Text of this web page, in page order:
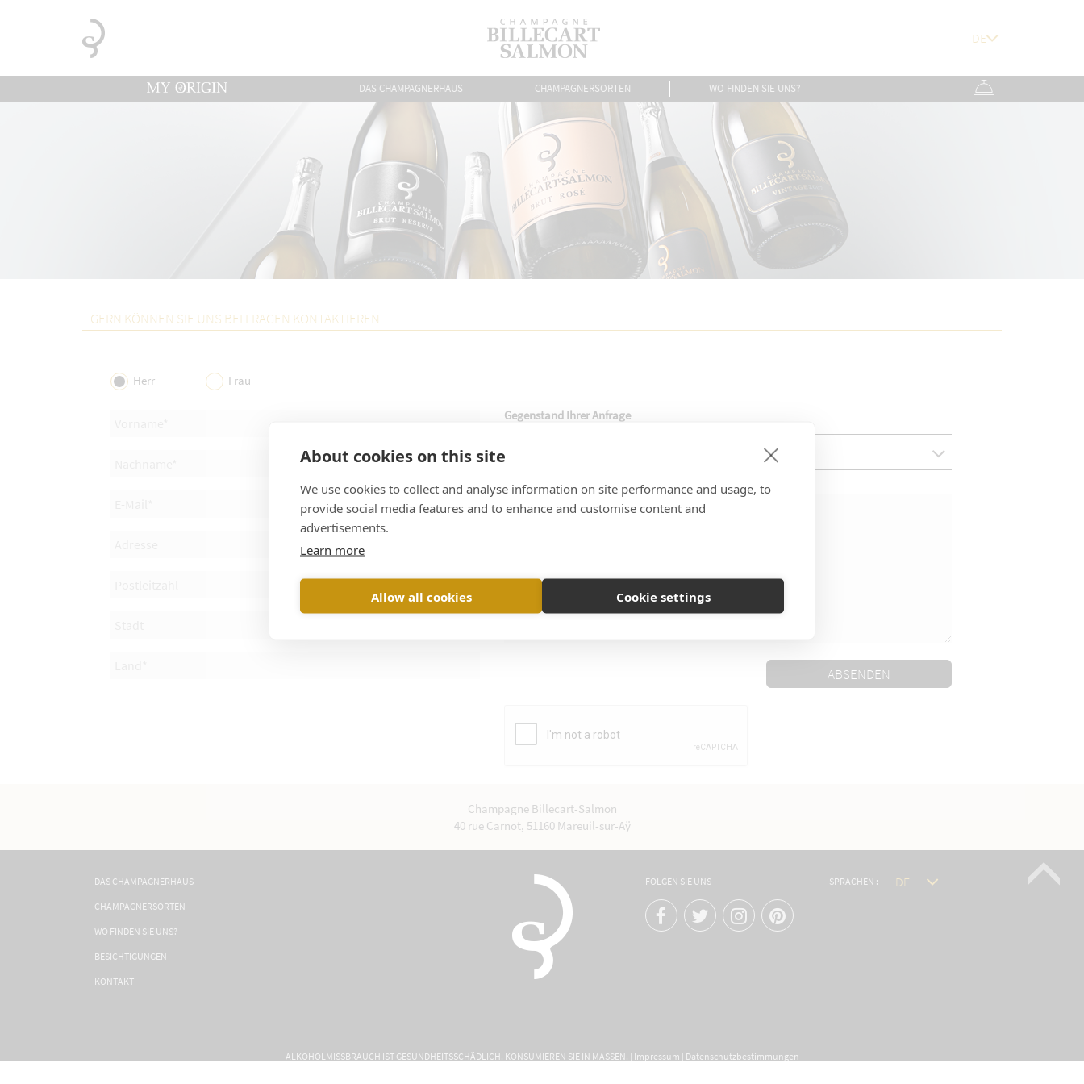
About cookies on this site
We use cookies to collect and analyse information on site performance and usage, to
provide social media features and to enhance and customise content and
advertisements.
Learn more
Allow all cookies Cookie settings
DAS CHAMPAGNERHAUS CHAMPAGNERSORTEN WO FINDEN SIE UNS?
GERN KÖNNEN SIE UNS BEI FRAGEN KONTAKTIEREN
Herr Frau
Gegenstand Ihrer Anfrage
ABSENDEN
Champagne Billecart-Salmon
40 rue Carnot, 51160 Mareuil-sur-Aÿ
DAS CHAMPAGNERHAUS
CHAMPAGNERSORTEN
WO FINDEN SIE UNS?
BESICHTIGUNGEN
KONTAKT
FOLGEN SIE UNS SPRACHEN :
ALKOHOLMISSBRAUCH IST GESUNDHEITSSCHÄDLICH. KONSUMIEREN SIE IN MASSEN. | Impressum | Datenschutzbestimmungen